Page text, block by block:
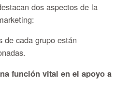
dos aspectos de la
de cada grupo están
función vital en el apoyo a